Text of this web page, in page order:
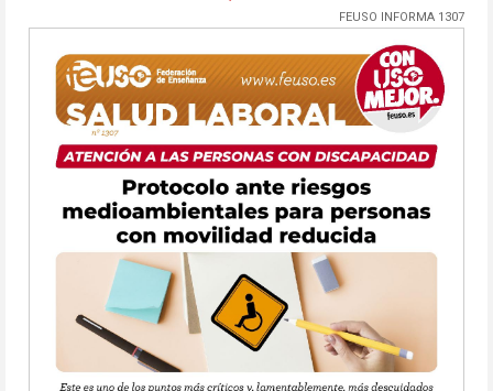
FEUSO INFORMA 1307